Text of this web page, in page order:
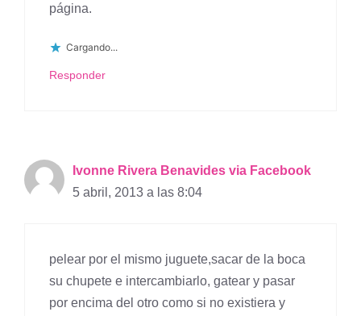
página.
Cargando...
Responder
Ivonne Rivera Benavides via Facebook
5 abril, 2013 a las 8:04
pelear por el mismo juguete,sacar de la boca
su chupete e intercambiarlo, gatear y pasar
por encima del otro como si no existiera y